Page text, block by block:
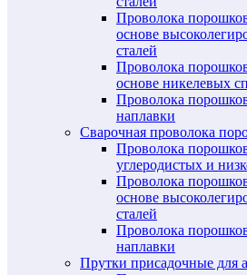
Проволока
основе
сталей
Проволока
основе никелевых
Проволока
наплавки
Сварочная проволока
Проволока
углеродистых и
Проволока
основе
сталей
Проволока
наплавки
Прутки присадочные для